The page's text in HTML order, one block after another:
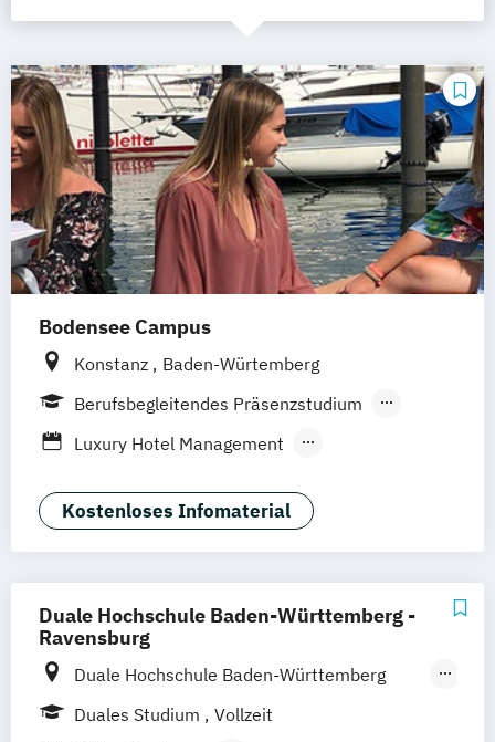
Bodensee Campus
Konstanz
Baden-Würtemberg
Berufsbegleitendes Präsenzstudium
Duales Studium
Luxury Hotel Management
Kostenloses Infomaterial
Duale Hochschule Baden-Württemberg -
Ravensburg
Duale Hochschule Baden-Württemberg
Ravensburg
Duales Studium
Vollzeit